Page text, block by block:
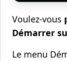
Voulez-vous
Démarrer
Le menu